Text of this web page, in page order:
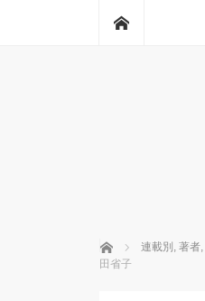
ホーム 連載別 , 著者,
田省子